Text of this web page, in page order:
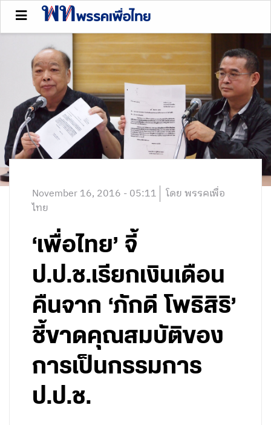
November 16, 2016 - 05:11 โดย พรรคเพื่อ
ไทย
‘เพื่อไทย’ จี้
ป.ป.ช.เรียกเงินเดือน
คืนจาก ‘ภักดี โพธิสิริ’
ชี้ขาดคุณสมบัติของ
การเป็นกรรมการ
ป.ป.ช.